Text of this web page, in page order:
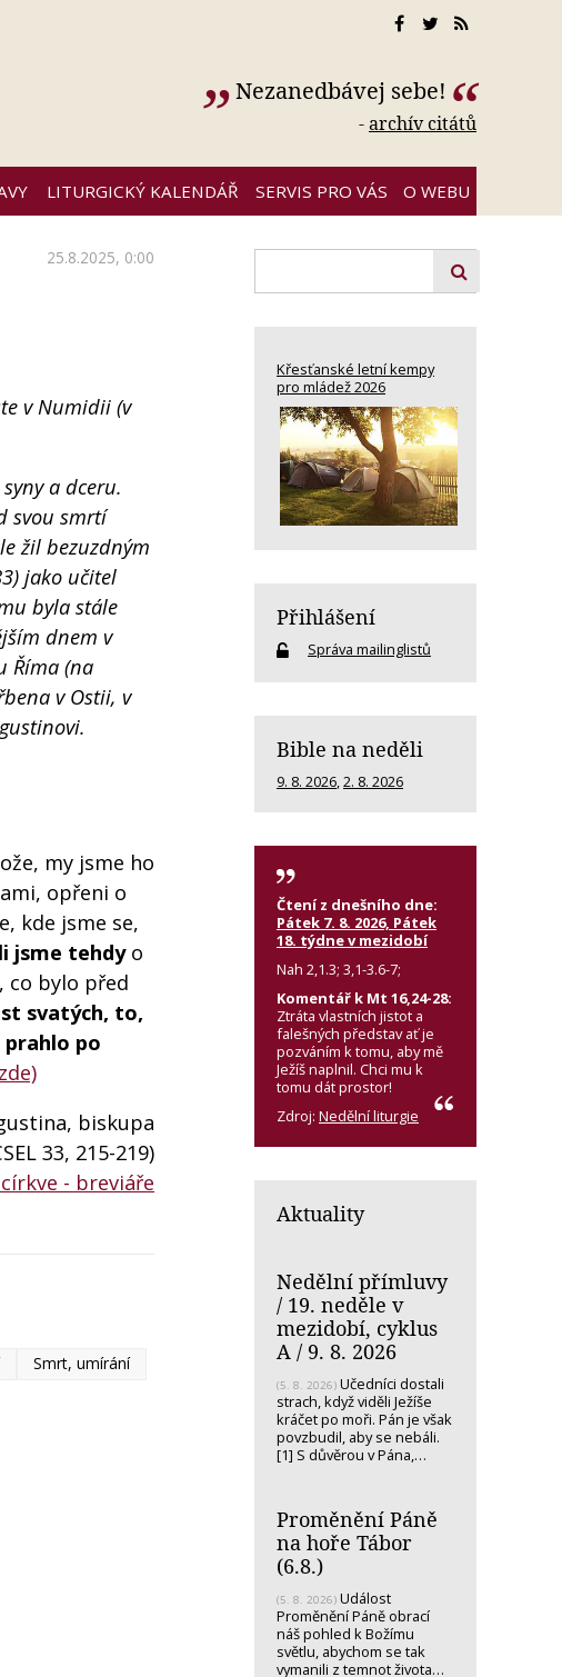
Nezanedbávej sebe!
-archív citátů
LITURGICKÝ KALENDÁŘ SERVIS PRO VÁS O WEBU
25.8.2025, 0:00
v Numidii (v
a dceru.
svou smrtí
žil bezuzdným
jako učitel
byla stále
dnem v
Říma (na
v Ostii, v
my jsme ho
opřeni o
kde jsme se,
jsme tehdy o
co bylo před
svatých, to,
prahlo po
biskupa
33, 215-219)
- breviáře
Smrt, umírání
Křesťanské letní kempy
pro mládež 2026
Přihlášení
Správa mailinglistů
Bible na neděli
9. 8. 2026 2. 8. 2026
Čtení z dnešního dne:
Pátek 7. 8. 2026, Pátek
18. týdne v mezidobí
Nah 2,1.3; 3,1-3.6-7;
Komentář k Mt 16,24-28:
Ztráta vlastních jistot a
falešných představ ať je
pozváním k tomu, aby mě
Ježíš naplnil. Chci mu k
tomu dát prostor!
Zdroj: Nedělní liturgie
Aktuality
Nedělní přímluvy
/ 19. neděle v
mezidobí, cyklus
A / 9. 8. 2026
(5. 8. 2026) Učedníci dostali
strach, když viděli Ježíše
kráčet po moři. Pán je však
povzbudil, aby se nebáli.
[1] S důvěrou v Pána,…
Proměnění Páně
na hoře Tábor
(6.8.)
(5. 8. 2026) Událost
Proměnění Páně obrací
náš pohled k Božímu
světlu, abychom se tak
vymanili z temnot života…